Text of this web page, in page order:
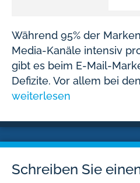
Während 95% der
Media-Kanäle intensiv
gibt es beim E-Mail-
Defizite. Vor allem bei
weiterlesen
Schreiben Sie